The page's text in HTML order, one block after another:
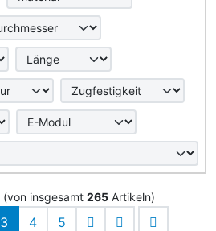
(von insgesamt 265 Artikeln)
3 4 5